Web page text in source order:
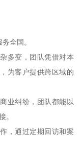
全国。
多变，团队凭借对本
为客户提供跨区域的
业纠纷，团队都能以
。
，通过定期回访和案